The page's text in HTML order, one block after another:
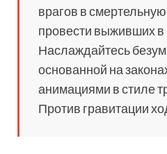
врагов в
провести выживших в
Наслаждайтесь
основанной на
анимациями в стиле
Против гравитации